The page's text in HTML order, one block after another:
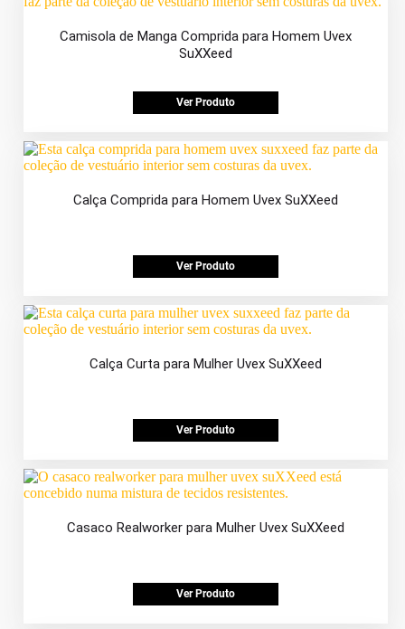
Camisola de Manga Comprida para Homem Uvex
SuXXeed
Ver Produto
Calça Comprida para Homem Uvex SuXXeed
Ver Produto
Calça Curta para Mulher Uvex SuXXeed
Ver Produto
Casaco Realworker para Mulher Uvex SuXXeed
Ver Produto